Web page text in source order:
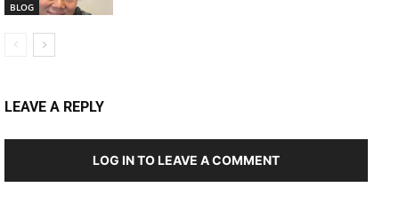
BLOG
LEAVE A REPLY
LOG IN TO LEAVE A COMMENT